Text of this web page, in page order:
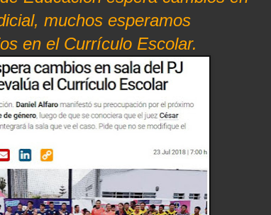
muchos esperamos
en el Currículo Escolar.